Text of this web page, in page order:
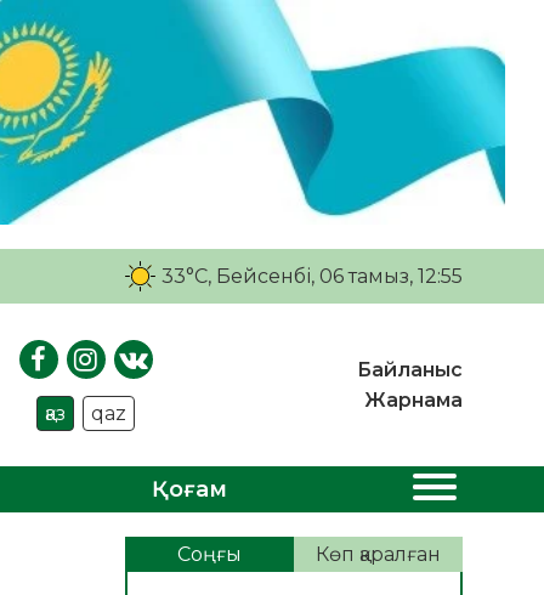
33°C, Бейсенбі, 06 тамыз, 12:55
қаз qaz
Байланыс
Жарнама
Қоғам
Соңғы Көп қаралған